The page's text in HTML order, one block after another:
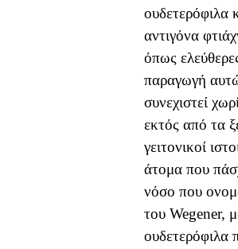
ουδετερόφιλα
αντιγόνα
όπως
παραγωγή
συνεχιστεί
εκτός από τα
γειτονικοί
άτομα που
νόσο που
του Wegener,
ουδετερόφιλα